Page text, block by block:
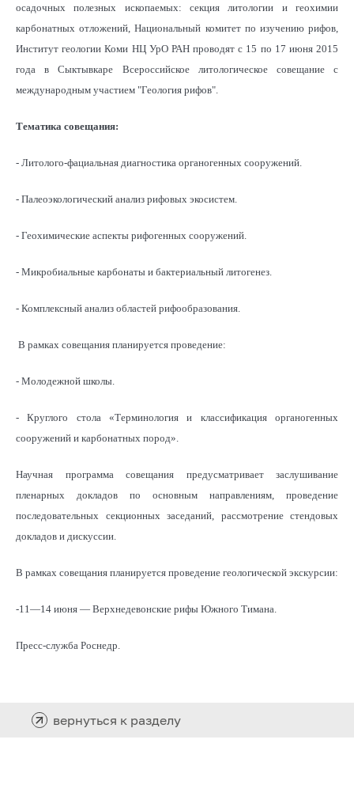
осадочных полезных ископаемых: секция литологии и геохимии
карбонатных отложений, Национальный комитет по изучению рифов,
Институт геологии Коми НЦ УрО РАН проводят с 15 по 17 июня 2015
года в Сыктывкаре Всероссийское литологическое совещание с
международным участием "Геология рифов".
Тематика совещания:
- Литолого-фациальная диагностика органогенных сооружений.
- Палеоэкологический анализ рифовых экосистем.
- Геохимические аспекты рифогенных сооружений.
- Микробиальные карбонаты и бактериальный литогенез.
- Комплексный анализ областей рифообразования.
В рамках совещания планируется проведение:
- Молодежной школы.
- Круглого стола «Терминология и классификация органогенных
сооружений и карбонатных пород».
Научная программа совещания предусматривает заслушивание
пленарных докладов по основным направлениям, проведение
последовательных секционных заседаний, рассмотрение стендовых
докладов и дискуссии.
В рамках совещания планируется проведение геологической экскурсии:
-11—14 июня — Верхнедевонские рифы Южного Тимана.
Пресс-служба Роснедр.
вернуться к разделу